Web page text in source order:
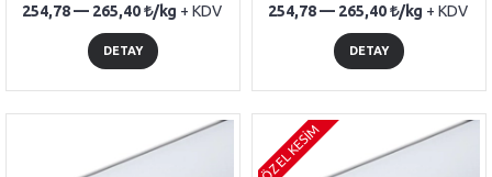
254,78 — 265,40 /kg + KDV
DETAY
254,78 — 265,40 /kg + KDV
DETAY
ÖZEL KESİM